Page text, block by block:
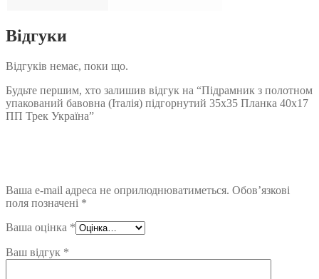
Відгуки
Відгуків немає, поки що.
Будьте першим, хто залишив відгук на “Підрамник з полотном
упакований бавовна (Італія) підгорнутий 35х35 Планка 40х17
ПП Трек Україна”
Ваша e-mail адреса не оприлюднюватиметься. Обов’язкові
поля позначені *
Ваша оцінка *
Ваш відгук *